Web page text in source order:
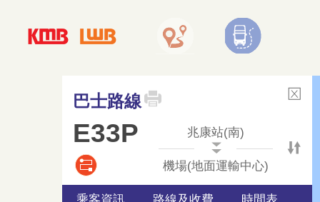
巴士路線
E33P 兆康站(南)
機場(地面運輸中心)
乘客資訊 路線及收費 時間表